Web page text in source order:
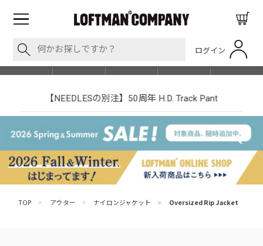
ログイン
SHOP LIST
【NEEDLESの別注】50周年 H.D. Track Pant
TOP > アウター > ナイロンジャケット > Oversized Rip Jacket